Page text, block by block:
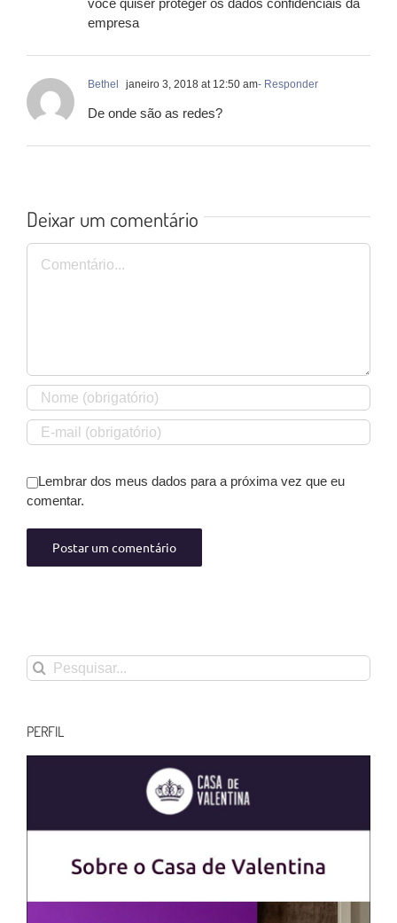
você quiser proteger os dados confidenciais da
empresa
Bethel janeiro 3, 2018 at 12:50 am- Responder
De onde são as redes?
Deixar um comentário
Comentário
Lembrar dos meus dados para a próxima vez que eu
comentar.
Buscar
resultados
PERFIL